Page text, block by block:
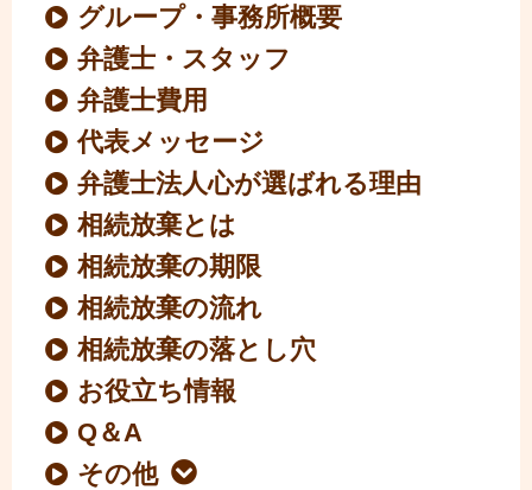
グループ・事務所概要
弁護士・スタッフ
弁護士費用
代表メッセージ
弁護士法人心が選ばれる理由
相続放棄とは
相続放棄の期限
相続放棄の流れ
相続放棄の落とし穴
お役立ち情報
Q＆A
その他